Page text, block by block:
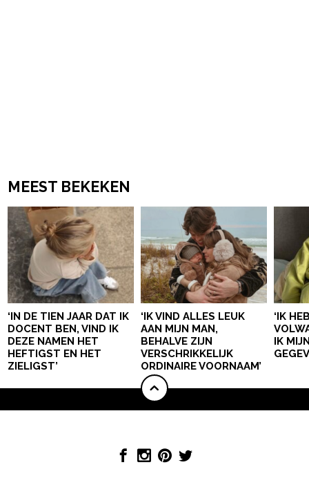
MEEST BEKEKEN
‘IN DE TIEN JAAR DAT IK
DOCENT BEN, VIND IK
DEZE NAMEN HET
HEFTIGST EN HET
ZIELIGST’
‘IK VIND ALLES LEUK
AAN MIJN MAN,
BEHALVE ZIJN
VERSCHRIKKELIJK
ORDINAIRE VOORNAAM’
‘IK
IK